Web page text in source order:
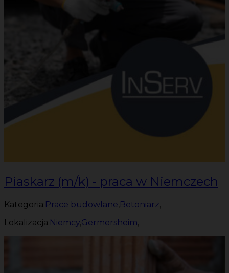
Piaskarz (m/k) - praca w Niemczech
Kategoria: Prace budowlane,Betoniarz,
Lokalizacja: Niemcy,Germersheim,